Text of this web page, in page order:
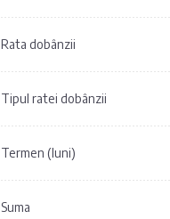
Rata dobânzii
Tipul ratei dobânzii
Termen (luni)
Suma